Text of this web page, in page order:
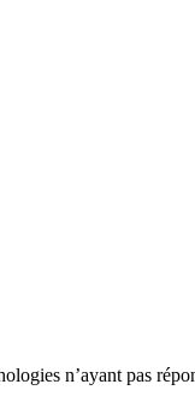
n’ayant pas